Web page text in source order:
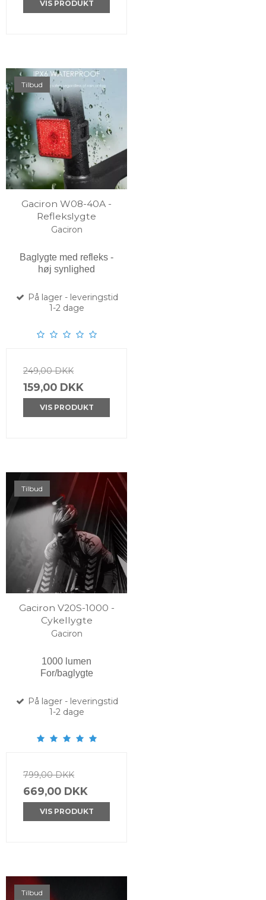
VIS PRODUKT
Tilbud
Gaciron W08-40A -
Reflekslygte
Gaciron
Baglygte med refleks -
høj synlighed
På lager - leveringstid
1-2 dage
249,00 DKK
159,00 DKK
VIS PRODUKT
Tilbud
Gaciron V20S-1000 -
Cykellygte
Gaciron
1000 lumen
For/baglygte
På lager - leveringstid
1-2 dage
799,00 DKK
669,00 DKK
VIS PRODUKT
Tilbud